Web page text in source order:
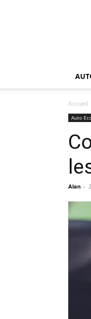
Accueil
Auto
Alan -